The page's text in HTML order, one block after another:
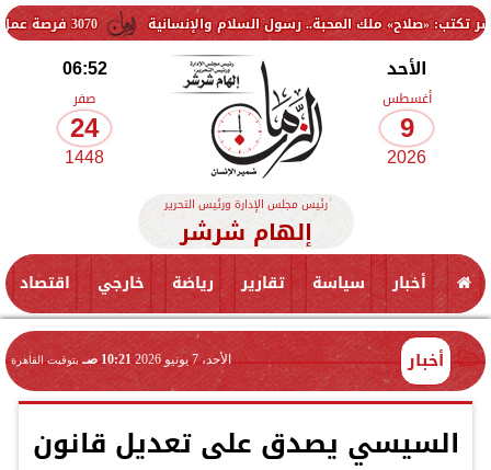
3070 فرصة عمل جديدة بالقطاع الخاص.. وظائف برواتب تصل إلى 9500 جنيه ملك المحبة.. رسول السلام والإنسانية
الأحد
أغسطس
9
2026
06:52
صفر
24
1448
رئيس مجلس الإدارة ورئيس التحرير
إلهام شرشر
أخبار سياسة تقارير رياضة خارجي اقتصاد
أخبار الأحد، 7 يونيو 2026 10:21 صـ بتوقيت القاهرة
السيسي يصدق على تعديل قانون